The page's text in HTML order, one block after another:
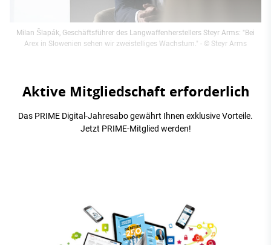
Milan Šlapák, Geschäftsführer des Langwaffenherstellers Steyr Arms: "Bei
Arex in Slowenien sehen wir zweistelliges Wachstum." - © Steyr Arms
Aktive Mitgliedschaft erforderlich
Das PRIME Digital-Jahresabo gewährt Ihnen exklusive Vorteile.
Jetzt PRIME-Mitglied werden!